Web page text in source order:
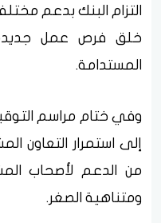
التزام البنك بدعم
خلق فرص عمل جديدة
المستدامة.
وفي ختام مراسم
إلى استمرار التعاون
من الدعم لأصحاب
ومتناهية الصغر.